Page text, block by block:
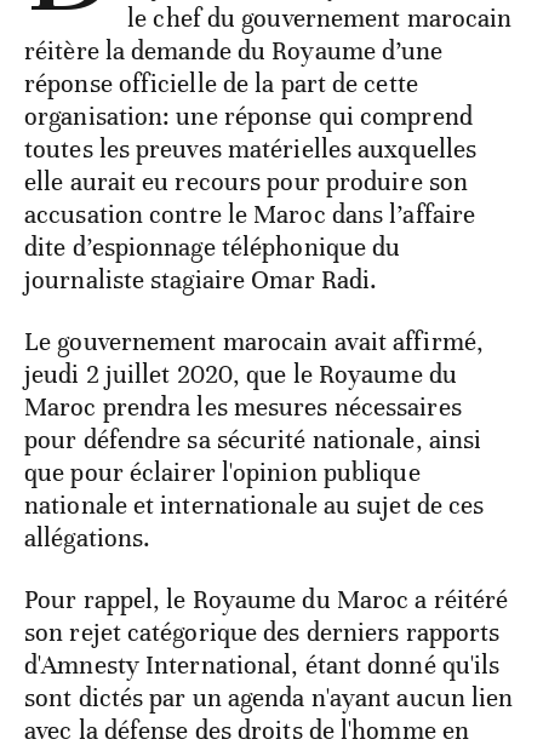
le chef du gouvernement marocain
réitère la demande du Royaume d’une
réponse officielle de la part de cette
organisation: une réponse qui comprend
toutes les preuves matérielles auxquelles
elle aurait eu recours pour produire son
accusation contre le Maroc dans l’affaire
dite d’espionnage téléphonique du
journaliste stagiaire Omar Radi.
Le gouvernement marocain avait affirmé,
jeudi 2 juillet 2020, que le Royaume du
Maroc prendra les mesures nécessaires
pour défendre sa sécurité nationale, ainsi
que pour éclairer l'opinion publique
nationale et internationale au sujet de ces
allégations.
Pour rappel, le Royaume du Maroc a réitéré
son rejet catégorique des derniers rapports
d'Amnesty International, étant donné qu'ils
sont dictés par un agenda n'ayant aucun lien
avec la défense des droits de l'homme en